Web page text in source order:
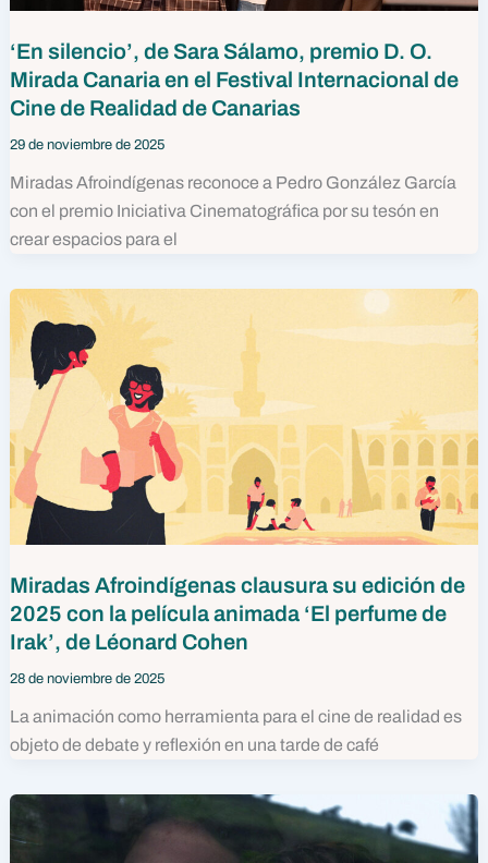
‘En silencio’, de Sara Sálamo, premio D. O.
Mirada Canaria en el Festival Internacional de
Cine de Realidad de Canarias
29 de noviembre de 2025
Miradas Afroindígenas reconoce a Pedro González García
con el premio Iniciativa Cinematográfica por su tesón en
crear espacios para el
Miradas Afroindígenas clausura su edición de
2025 con la película animada ‘El perfume de
Irak’, de Léonard Cohen
28 de noviembre de 2025
La animación como herramienta para el cine de realidad es
objeto de debate y reflexión en una tarde de café